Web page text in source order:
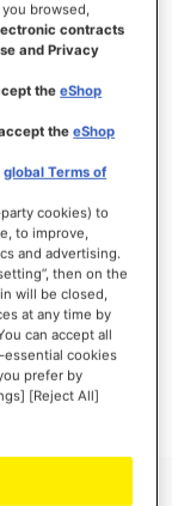
guardar más de una
browsed,
contracts
and Privacy
theeShop
theeShop
global Terms of
cookies) to
to improve,
and advertising.
then on the
will be closed,
at any time by
can accept all
essential cookies
prefer by
[Reject All]